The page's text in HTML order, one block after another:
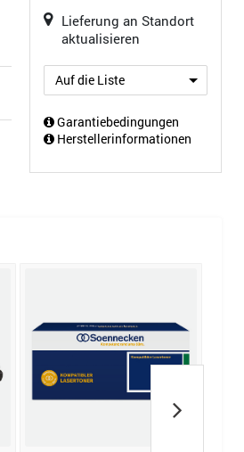
Lieferung an Standort
aktualisieren
Auf die Liste
Garantiebedingungen
Herstellerinformationen